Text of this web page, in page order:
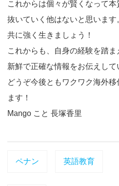
これからは個々が賢くなって
抜いていく他はないと思います
共に強く生きましょう！
これからも、自身の経験を踏
新鮮で正確な情報をお伝えして
どうぞ今後ともワクワク海外
ます！
Mango こと 長塚香里
ペナン 英語教育